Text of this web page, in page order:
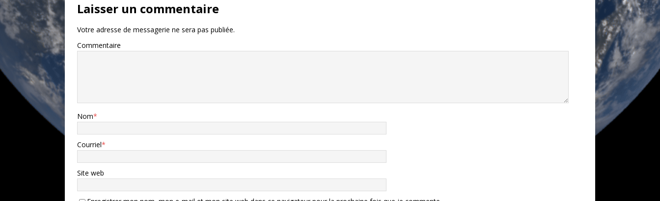
Laisser un commentaire
Votre adresse de messagerie ne sera pas publiée.
Commentaire
Nom*
Courriel*
Site web